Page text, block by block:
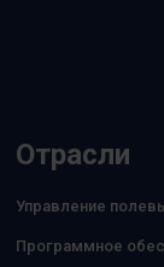
Отрасли
Управление
Программное